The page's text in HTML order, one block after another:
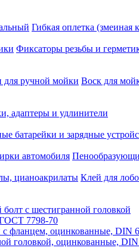
Гибкая оплетка (змеиная
Фиксаторы резьбы и
ручной мойки Воск для
адаптеры и удлинители
батарейки и зарядные
автомобиля
цианоакрилаты Клей для
с шестигранной головкой
ГОСТ 7798-70
с фланцем, оцинкованные, DIN
головкой, оцинкованные,